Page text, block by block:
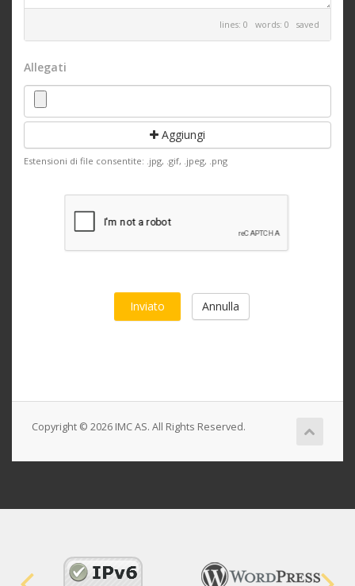
lines: 0 words: 0 saved
Allegati
Aggiungi
Estensioni di file consentite: .jpg, .gif, .jpeg, .png
Annulla
Copyright © 2026 IMC AS. All Rights Reserved.